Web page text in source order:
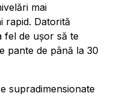
mai
rapid. Datorită
fel de ușor să te
pante de până la 30
supradimensionate